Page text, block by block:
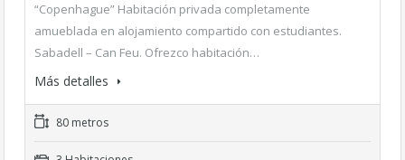
“Copenhague” Habitación privada completamente
amueblada en alojamiento compartido con estudiantes.
Sabadell – Can Feu. Ofrezco habitación…
Más detalles
80 metros